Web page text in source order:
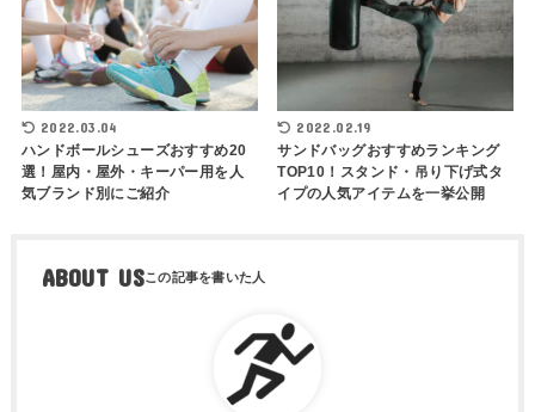
2022.03.04
ハンドボールシューズおすすめ20
選！屋内・屋外・キーパー用を人
気ブランド別にご紹介
2022.02.19
サンドバッグおすすめランキング
TOP10！スタンド・吊り下げ式タ
イプの人気アイテムを一挙公開
ABOUT US